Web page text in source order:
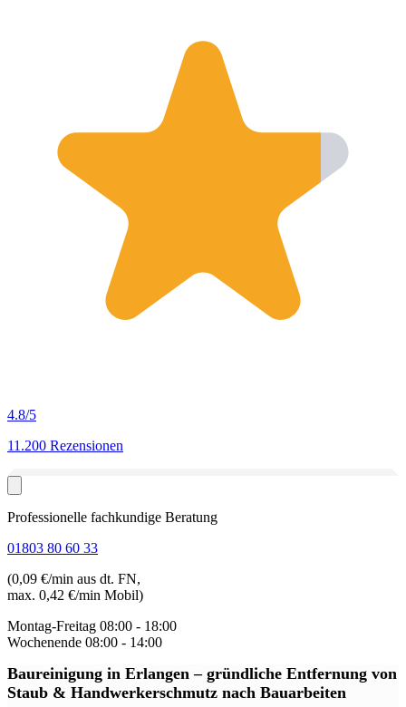
4.8/5
11.200 Rezensionen
Professionelle fachkundige Beratung
01803 80 60 33
(0,09 €/min aus dt. FN,
max. 0,42 €/min Mobil)
Montag-Freitag 08:00 - 18:00
Wochenende 08:00 - 14:00
Baureinigung in Erlangen– gründliche Entfernung von
Staub & Handwerkerschmutz nach Bauarbeiten